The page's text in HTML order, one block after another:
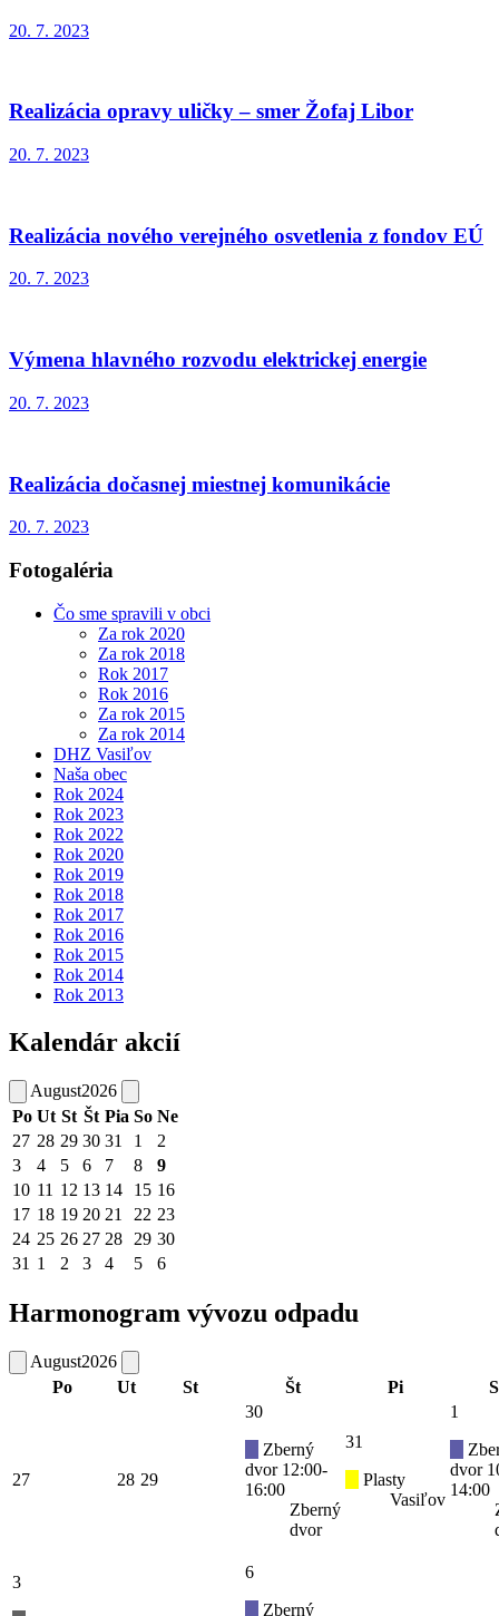
20. 7. 2023
Realizácia opravy uličky – smer Žofaj Libor
20. 7. 2023
Realizácia nového verejného osvetlenia z fondov EÚ
20. 7. 2023
Výmena hlavného rozvodu elektrickej energie
20. 7. 2023
Realizácia dočasnej miestnej komunikácie
20. 7. 2023
Fotogaléria
Čo sme spravili v obci
Za rok 2020
Za rok 2018
Rok 2017
Rok 2016
Za rok 2015
Za rok 2014
DHZ Vasiľov
Naša obec
Rok 2024
Rok 2023
Rok 2022
Rok 2020
Rok 2019
Rok 2018
Rok 2017
Rok 2016
Rok 2015
Rok 2014
Rok 2013
Kalendár akcií
August2026
Po Ut St Št Pia So Ne
27 28 29 30 31 1
2
3
4 5 6 7 8
9
10 11 12 13 14 15 16
17 18 19 20 21 22 23
24 25 26 27 28 29 30
31 1 2 3 4 5 6
Harmonogram vývozu odpadu
August2026
Po
Ut St Št Pi
27 28 29
30
Zberný
dvor 12:00-
16:00
Zberný
dvor
31
Plasty
Vasiľov
1
dvor
14:00
3
6
Zberný